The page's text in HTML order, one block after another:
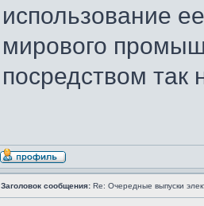
использование
мирового
посредством так
Заголовок сообщения: Re: Очередные выпуски